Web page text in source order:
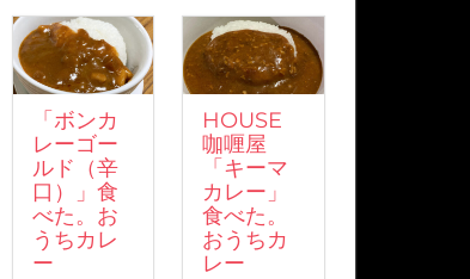
「ボンカ
レーゴー
ルド（辛
口）」食
べた。お
うちカレ
ー
HOUSE
咖喱屋
「キーマ
カレー」
食べた。
おうちカ
レー